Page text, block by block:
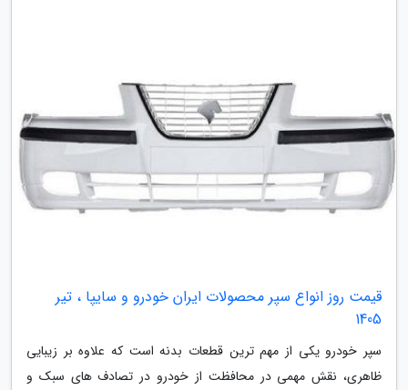
قیمت روز انواع سپر محصولات ایران خودرو و سایپا ، تیر
1405
سپر خودرو یکی از مهم ترین قطعات بدنه است که علاوه بر زیبایی
ظاهری، نقش مهمی در محافظت از خودرو در تصادف های سبک و